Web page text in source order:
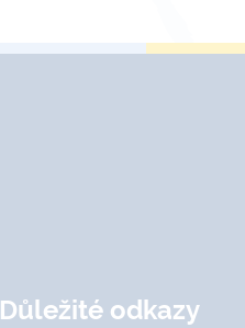
Důležité odkazy